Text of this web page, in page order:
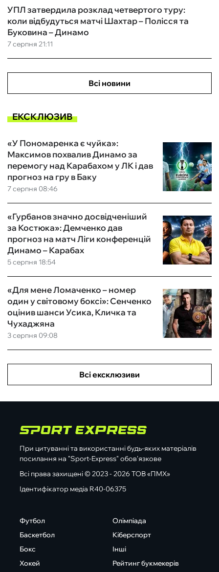
7 серпня 21:11
УПЛ затвердила розклад четвертого туру:
коли відбудуться матчі Шахтар – Полісся та
Буковина – Динамо
Всі новини
ЕКСКЛЮЗИВ
7 серпня 08:46
«У Пономаренка є чуйка»:
Максимов похвалив Динамо за
перемогу над Карабахом у ЛК і дав
прогноз на гру в Баку
5 серпня 18:54
«Гурбанов значно досвідченіший
за Костюка»: Демченко дав
прогноз на матч Ліги конференцій
Динамо – Карабах
3 серпня 09:08
«Для мене Ломаченко – номер
один у світовому боксі»: Сенченко
оцінив шанси Усика, Кличка та
Чухаджяна
Всі ексклюзиви
При цитуванні та використанні будь-яких матеріалів
посилання на "Sport-Express" обов'язкове
Всі права захищені © 2023 - 2026 ТОВ «ПМХ»
Ідентифікатор медіа R40-06375
Футбол
Баскетбол
Бокс
Хокей
Олімпіада
Кіберспорт
Інші
Рейтинг букмекерів